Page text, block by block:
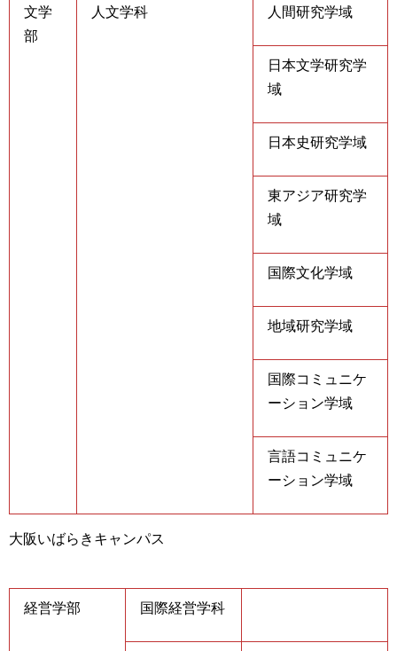
文学
部
人文学科 人間研究学域
日本文学研究学
域
日本史研究学域
東アジア研究学
域
国際文化学域
地域研究学域
国際コミュニケ
ーション学域
言語コミュニケ
ーション学域
大阪いばらきキャンパス
経営学部 国際経営学科